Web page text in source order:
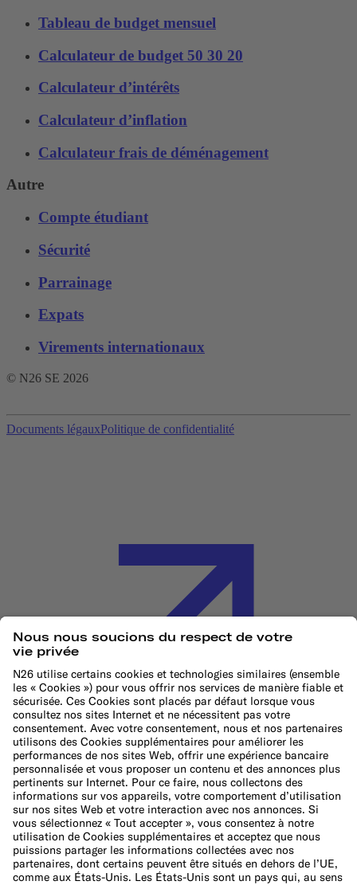
Tableau de budget mensuel
Calculateur de budget 50 30 20
Calculateur d’intérêts
Calculateur d’inflation
Calculateur frais de déménagement
Autre
Compte étudiant
Sécurité
Parrainage
Expats
Virements internationaux
© N26 SE 2026
Documents légauxPolitique de confidentialité
Politique en matière de cookies